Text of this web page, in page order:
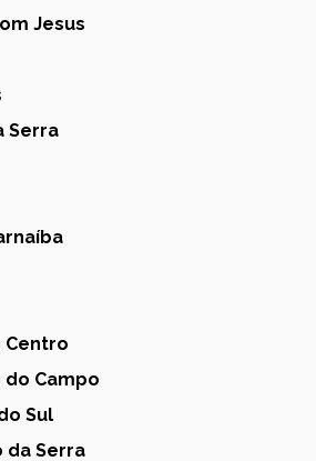
Jesus
Serra
Centro
do Campo
Sul
da Serra